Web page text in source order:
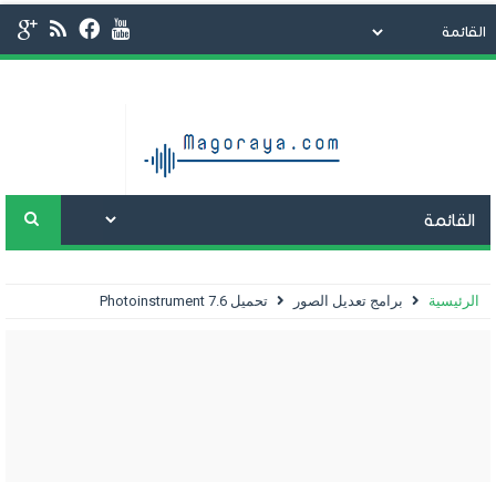
الرئيسية برامج تعديل الصور تحميل Photoinstrument 7.6